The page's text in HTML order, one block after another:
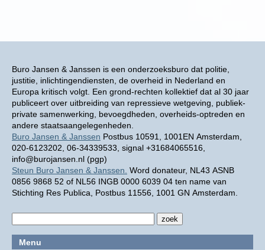
Buro Jansen & Janssen is een onderzoeksburo dat politie,
justitie, inlichtingendiensten, de overheid in Nederland en
Europa kritisch volgt. Een grond-rechten kollektief dat al 30 jaar
publiceert over uitbreiding van repressieve wetgeving, publiek-
private samenwerking, bevoegdheden, overheids-optreden en
andere staatsaangelegenheden.
Buro Jansen & Janssen Postbus 10591, 1001EN Amsterdam,
020-6123202, 06-34339533, signal +31684065516,
info@burojansen.nl (pgp)
Steun Buro Jansen & Janssen. Word donateur, NL43 ASNB
0856 9868 52 of NL56 INGB 0000 6039 04 ten name van
Stichting Res Publica, Postbus 11556, 1001 GN Amsterdam.
Menu